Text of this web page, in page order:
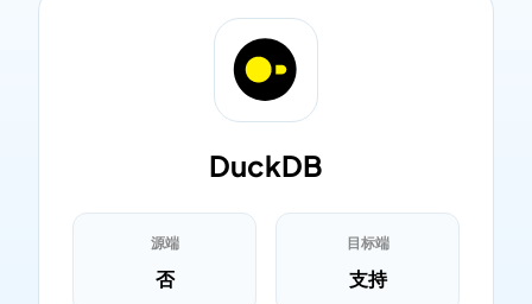
DuckDB
源端
否
目标端
支持